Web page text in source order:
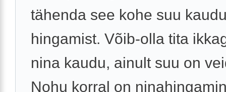
tähenda see kohe suu
hingamist. Võib-olla tita
nina kaudu, ainult suu on
Nohu korral on